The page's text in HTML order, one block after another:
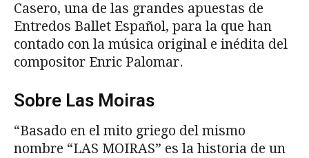
Casero, una de las grandes apuestas de
Entredos Ballet Español, para la que han
contado con la música original e inédita del
compositor Enric Palomar.
Sobre Las Moiras
“Basado en el mito griego del mismo
nombre “LAS MOIRAS” es la historia de un